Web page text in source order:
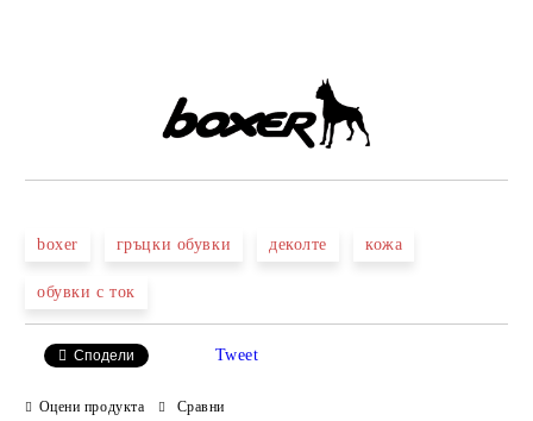
boxer гръцки обувки деколте кожа
обувки с ток
Сподели Tweet
Оцени продукта Сравни